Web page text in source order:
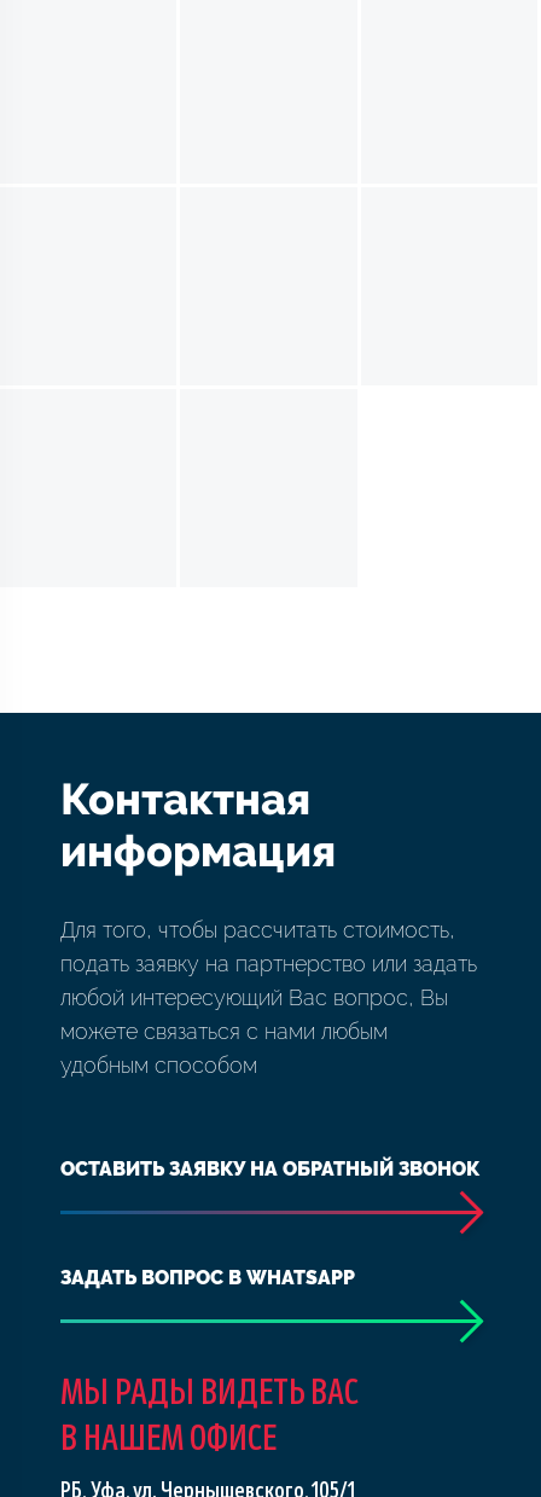
Контактная
информация
Для того, чтобы рассчитать стоимость,
подать заявку на партнерство или задать
любой интересующий Вас вопрос, Вы
можете связаться с нами любым
удобным способом
ОСТАВИТЬ ЗАЯВКУ НА ОБРАТНЫЙ ЗВОНОК
ЗАДАТЬ ВОПРОС В WHATSAPP
МЫ РАДЫ ВИДЕТЬ ВАС
В НАШЕМ ОФИСЕ
РБ, Уфа, ул. Чернышевского, 105/1